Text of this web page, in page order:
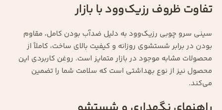
تفاوت ظروف رزیک‌وود با بازار
سینی سرو چوبی رزیک‌وود به دلیل ضدآب بودن کامل، مقاوم
بودن در برابر شستشوی روزانه و کیفیت بالای ساخت، کاملاً از
محصولات مشابه موجود در بازار متمایز است. روغن کاربردی این
محصول نیز از نوع بهداشتی است که سلامت شما را تضمین
می‌کند.